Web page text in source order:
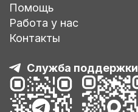
Помощь
Работа у нас
Контакты
Служба поддержки